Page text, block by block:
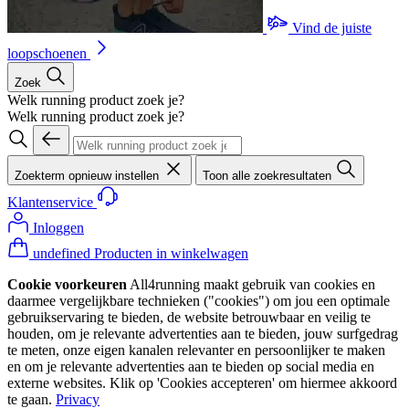
Vind de juiste
loopschoenen
Zoek
Welk running product zoek je?
Welk running product zoek je?
Zoekterm opnieuw instellen Toon alle zoekresultaten
Klantenservice
Inloggen
undefined Producten in winkelwagen
Cookie voorkeuren All4running maakt gebruik van cookies en
daarmee vergelijkbare technieken ("cookies") om jou een optimale
gebruikservaring te bieden, de website betrouwbaar en veilig te
houden, om je relevante advertenties aan te bieden, jouw surfgedrag
te meten, onze eigen kanalen relevanter en persoonlijker te maken
en om je relevante advertenties aan te bieden op social media en
externe websites. Klik op 'Cookies accepteren' om hiermee akkoord
te gaan. Privacy